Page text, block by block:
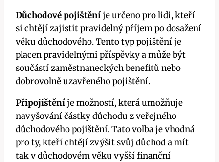
Důchodové pojištěníje určeno pro lidi, kteří
si chtějí zajistit pravidelný příjem po dosažení
věku důchodového. Tento typ pojištění je
placen pravidelnými příspěvky a může být
součástí zaměstnaneckých benefitů nebo
dobrovolně uzavřeného pojištění.
Připojištěníje možností, která umožňuje
navyšování částky důchodu z veřejného
důchodového pojištění. Tato volba je vhodná
pro ty, kteří chtějí zvýšit svůj důchod a mít
tak v důchodovém věku vyšší finanční